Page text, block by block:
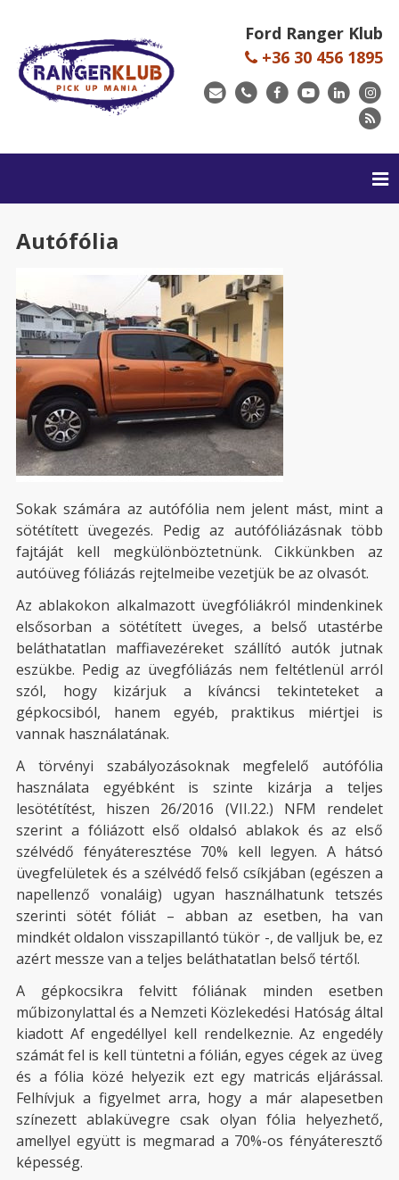
Ford Ranger Klub
+36 30 456 1895
Autófólia
Sokak számára az autófólia nem jelent mást, mint a
sötétített üvegezés. Pedig az autófóliázásnak több
fajtáját kell megkülönböztetnünk. Cikkünkben az
autóüveg fóliázás rejtelmeibe vezetjük be az olvasót.
Az ablakokon alkalmazott üvegfóliákról mindenkinek
elsősorban a sötétített üveges, a belső utastérbe
beláthatatlan maffiavezéreket szállító autók jutnak
eszükbe. Pedig az üvegfóliázás nem feltétlenül arról
szól, hogy kizárjuk a kíváncsi tekinteteket a
gépkocsiból, hanem egyéb, praktikus miértjei is
vannak használatának.
A törvényi szabályozásoknak megfelelő autófólia
használata egyébként is szinte kizárja a teljes
lesötétítést, hiszen 26/2016 (VII.22.) NFM rendelet
szerint a fóliázott első oldalsó ablakok és az első
szélvédő fényáteresztése 70% kell legyen. A hátsó
üvegfelületek és a szélvédő felső csíkjában (egészen a
napellenző vonaláig) ugyan használhatunk tetszés
szerinti sötét fóliát – abban az esetben, ha van
mindkét oldalon visszapillantó tükör -, de valljuk be, ez
azért messze van a teljes beláthatatlan belső tértől.
A gépkocsikra felvitt fóliának minden esetben
műbizonylattal és a Nemzeti Közlekedési Hatóság által
kiadott Af engedéllyel kell rendelkeznie. Az engedély
számát fel is kell tüntetni a fólián, egyes cégek az üveg
és a fólia közé helyezik ezt egy matricás eljárással.
Felhívjuk a figyelmet arra, hogy a már alapesetben
színezett ablaküvegre csak olyan fólia helyezhető,
amellyel együtt is megmarad a 70%-os fényáteresztő
képesség.